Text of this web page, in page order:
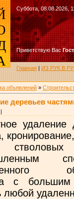
Суббота, 08.08.2026,
Приветствую Вас
Главная|ИЗ РУК В
объявлений»
деревьев
удаление
стволовых
с большим
любой